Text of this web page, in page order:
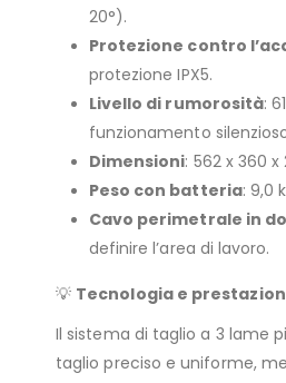
20°).
Protezione contro
protezione IPX5.
Livello di rumorosità:
funzionamento
Dimensioni: 562 x 360
Peso con batteria: 9,0
Cavo perimetrale in
definire l’area di lavoro.
💡 Tecnologia e
Il sistema di taglio a 3 lame
taglio preciso e uniforme,